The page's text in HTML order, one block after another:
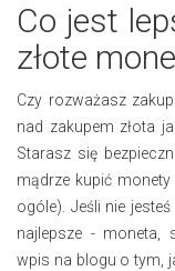
Co jest
złote
Czy rozważasz
nad zakupem złota
Starasz się
mądrze kupić
ogóle). Jeśli nie
najlepsze - moneta,
wpis na blogu o tym,